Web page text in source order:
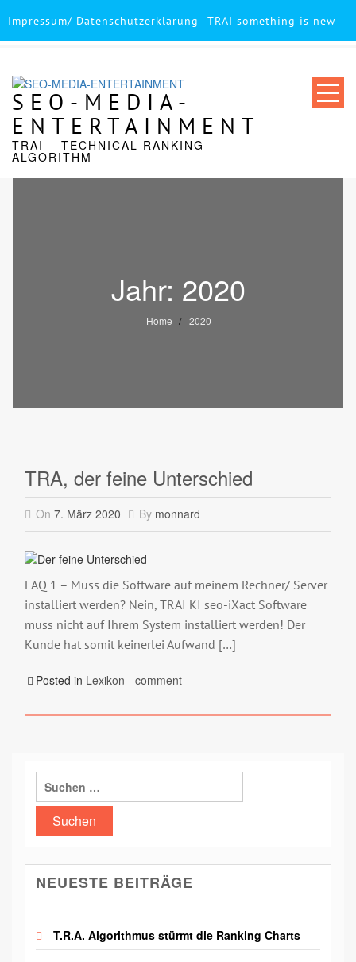
Skip
to
Impressum/ Datenschutzerklärung TRAI something is new
SEO-MEDIA-
ENTERTAINMENT
TRAI – TECHNICAL RANKING
ALGORITHM
Jahr: 2020
Home 2020
TRA, der feine Unterschied
On 7. März 2020 By monnard
FAQ 1 – Muss die Software auf meinem Rechner/ Server
installiert werden? Nein, TRAI KI seo-iXact Software
muss nicht auf Ihrem System installiert werden! Der
Kunde hat somit keinerlei Aufwand […]
Posted in Lexikon comment
nach:
NEUESTE BEITRÄGE
T.R.A. Algorithmus stürmt die Ranking Charts